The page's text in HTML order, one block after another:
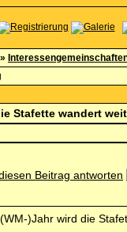
»
Stafette wandert
)Jahr wird die